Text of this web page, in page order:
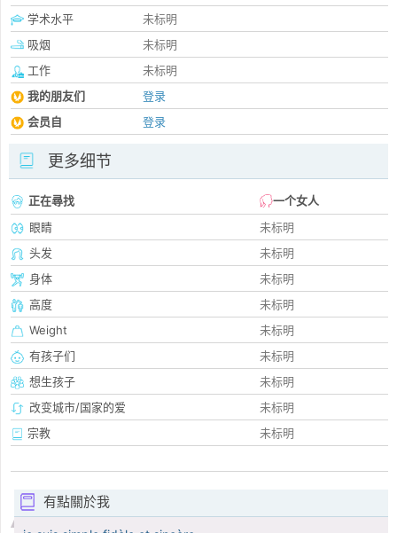
学术水平
未标明
吸烟
未标明
工作
未标明
我的朋友们
登录
会员自
登录
更多细节
正在尋找
一个女人
眼睛
未标明
头发
未标明
身体
未标明
高度
未标明
Weight
未标明
有孩子们
未标明
想生孩子
未标明
改变城市/国家的爱
未标明
宗教
未标明
有點關於我